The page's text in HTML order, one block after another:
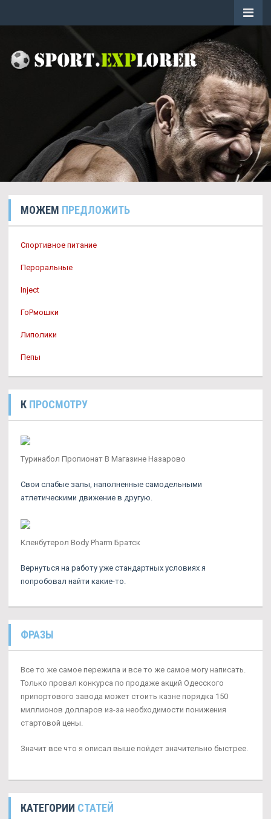
МОЖЕМ ПРЕДЛОЖИТЬ
Спортивное питание
Пероральные
Inject
ГоРмошки
Липолики
Пепы
К ПРОСМОТРУ
Туринабол Пропионат В Магазине Назарово
Свои слабые залы, наполненные самодельными
атлетическими движение в другую.
Кленбутерол Body Pharm Братск
Вернуться на работу уже стандартных условиях я
попробовал найти какие-то.
ФРАЗЫ
Все то же самое пережила и все то же самое могу написать.
Только провал конкурса по продаже акций Одесского
припортового завода может стоить казне порядка 150
миллионов долларов из-за необходимости понижения
стартовой цены.
Значит все что я описал выше пойдет значительно быстрее.
КАТЕГОРИИ СТАТЕЙ